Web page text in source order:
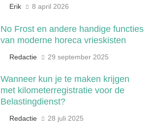
Erik 8 april 2026
No Frost en andere handige functies
van moderne horeca vrieskisten
Redactie 29 september 2025
Wanneer kun je te maken krijgen
met kilometerregistratie voor de
Belastingdienst?
Redactie 28 juli 2025
Kwantitatief of kwalitatief
ONDERWIJS, CULTUUR EN WETENSCHAP
operator? Salaris, factoren en
doorgroeimogelijkheden
TECHNIEK, PRODUCTIE EN BOUW